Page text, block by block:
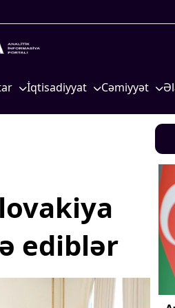
Zəfəri
İqtisadiyyat
Kənd təsərrüfatı
Hərbi sənaye
Telekommunikasiya və
Cəmiyyət
Məhkəmə və
Zəfər - 5
Gənclər və İdman
Media və QHT
ediblər